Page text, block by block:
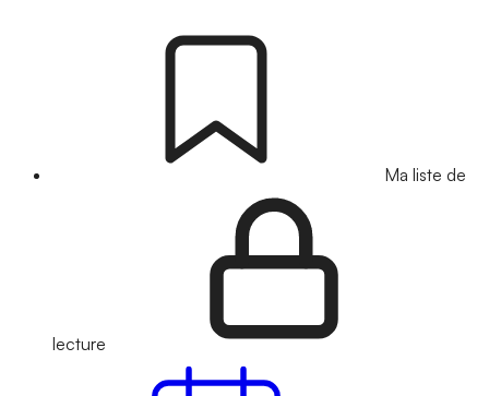
Ma liste de
lecture